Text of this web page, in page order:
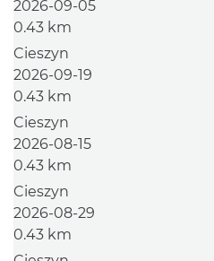
2026-09-05
0.43 km
Cieszyn
2026-09-19
0.43 km
Cieszyn
2026-08-15
0.43 km
Cieszyn
2026-08-29
0.43 km